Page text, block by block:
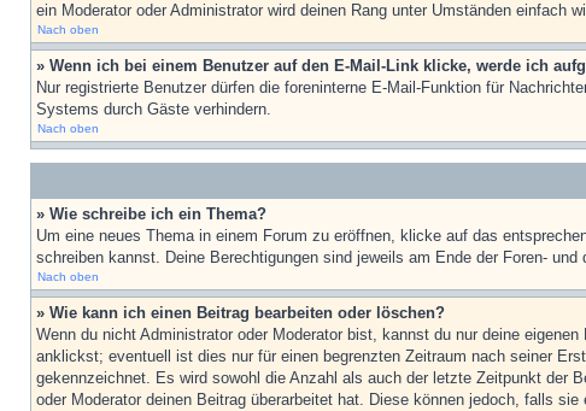
ein Moderator oder Administrator wird deinen Rang unter Umständen einfach
Nach oben
» Wenn ich bei einem Benutzer auf den E-Mail-Link klicke, werde ich
Nur registrierte Benutzer dürfen die foreninterne E-Mail-Funktion für
Systems durch Gäste verhindern.
Nach oben
» Wie schreibe ich ein Thema?
Um eine neues Thema in einem Forum zu eröffnen, klicke auf das
schreiben kannst. Deine Berechtigungen sind jeweils am Ende der Foren-
Nach oben
» Wie kann ich einen Beitrag bearbeiten oder löschen?
Wenn du nicht Administrator oder Moderator bist, kannst du nur deine
anklickst; eventuell ist dies nur für einen begrenzten Zeitraum nach seiner
gekennzeichnet. Es wird sowohl die Anzahl als auch der letzte Zeitpunkt der
oder Moderator deinen Beitrag überarbeitet hat. Diese können jedoch, falls